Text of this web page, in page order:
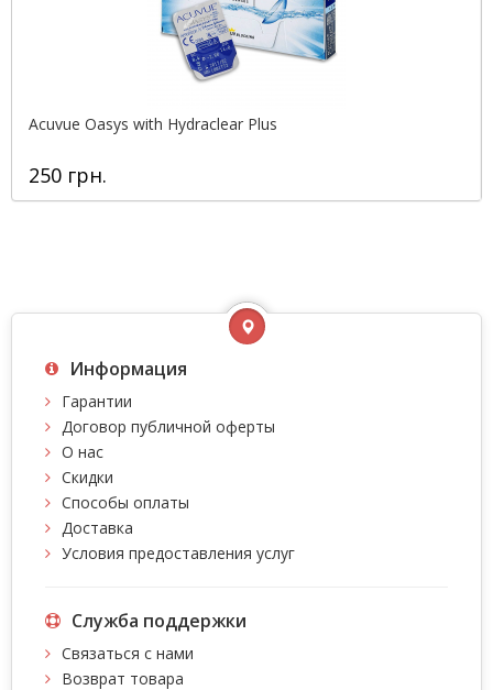
Acuvue Oasys with Hydraclear Plus
250 грн.
Информация
Гарантии
Договор публичной оферты
О нас
Скидки
Способы оплаты
Доставка
Условия предоставления услуг
Служба поддержки
Связаться с нами
Возврат товара